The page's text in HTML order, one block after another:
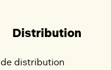
Distribution
distribution